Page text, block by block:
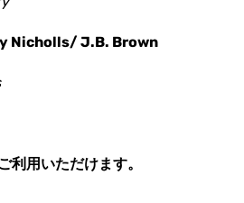
Nicholls/ J.B. Brown
利用いただけます。